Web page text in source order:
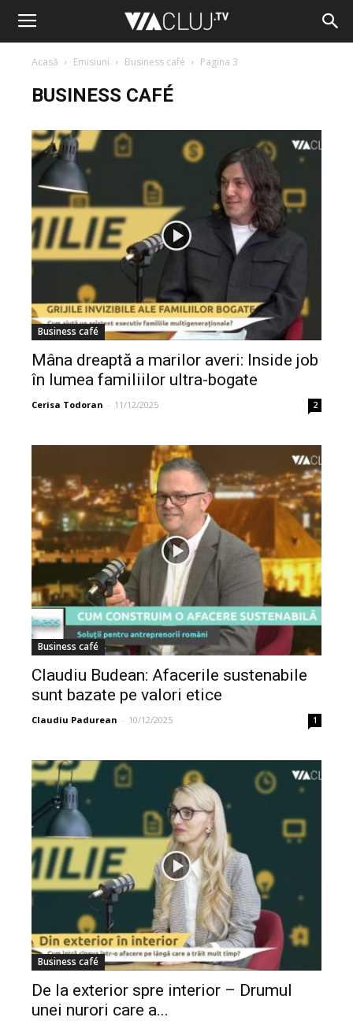
Acasă Emisiuni Business café Pagina 3
BUSINESS CAFÉ
Business café
Mâna dreaptă a marilor averi: Inside job
în lumea familiilor ultra-bogate
Cerisa Todoran - 11/12/2025 2
Business café
Claudiu Budean: Afacerile sustenabile
sunt bazate pe valori etice
Claudiu Padurean - 10/12/2025 1
Business café
De la exterior spre interior – Drumul
unei nurori care a...